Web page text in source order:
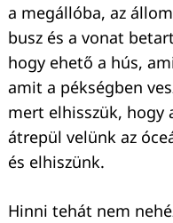
a megállóba, az
busz és a vonat
hogy ehető a hús,
amit a pékségben
mert elhisszük, hogy
átrepül velünk az
és elhiszünk.
Hinni tehát nem